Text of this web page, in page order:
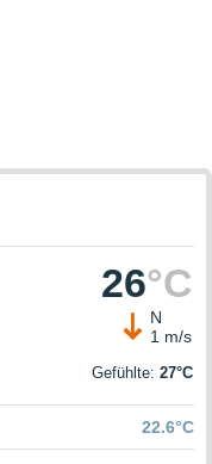
26°C
N
1 m/s
Gefühlte: 27°C
22.6°C